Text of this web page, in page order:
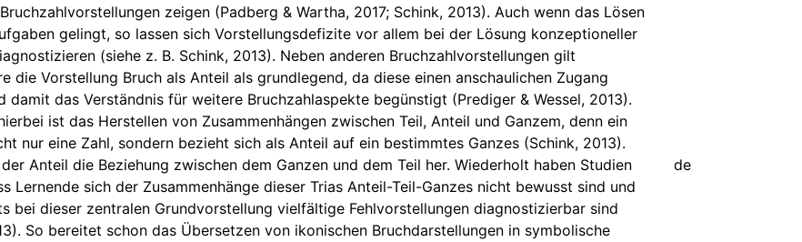
zeigen (Padberg & Wartha, 2017; Schink, 2013). Auch wenn das Lösen
gelingt, so lassen sich Vorstellungsdefizite vor allem bei der Lösung konzeptioneller
(siehe z. B. Schink, 2013). Neben anderen Bruchzahlvorstellungen gilt
die Vorstellung Bruch als Anteil als grundlegend, da diese einen anschaulichen Zugang
damit das Verständnis für weitere Bruchzahlaspekte begünstigt (Prediger & Wessel, 2013).
ist das Herstellen von Zusammenhängen zwischen Teil, Anteil und Ganzem, denn ein
nur eine Zahl, sondern bezieht sich als Anteil auf ein bestimmtes Ganzes (Schink, 2013).
Anteil die Beziehung zwischen dem Ganzen und dem Teil her. Wiederholt haben Studien
Lernende sich der Zusammenhänge dieser Trias Anteil-Teil-Ganzes nicht bewusst sind und
bei dieser zentralen Grundvorstellung vielfältige Fehlvorstellungen diagnostizierbar sind
So bereitet schon das Übersetzen von ikonischen Bruchdarstellungen in symbolische
de